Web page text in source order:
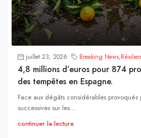
juillet 23, 2026 Breaking News,
4,8 millions d’euros pour 874
des tempêtes en Espagne.
Face aux dégâts considérables provoqués
successives sur les...
continuer la lecture